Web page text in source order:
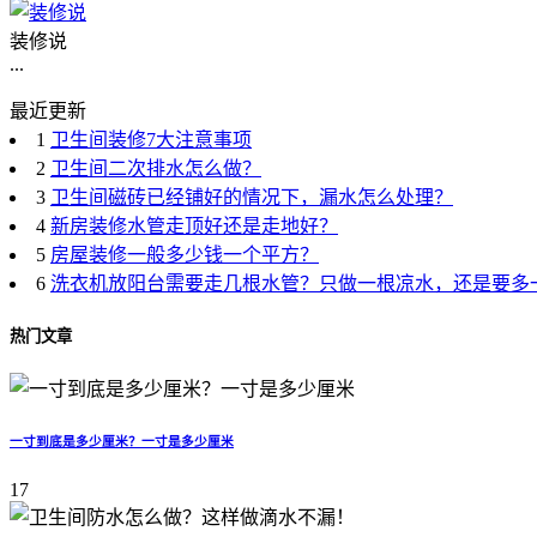
装修说
...
最近更新
1
卫生间装修7大注意事项
2
卫生间二次排水怎么做？
3
卫生间磁砖已经铺好的情况下，漏水怎么处理？
4 新房装修水管走顶好还是走地好？
5 房屋装修一般多少钱一个平方？
6 洗衣机放阳台需要走几根水管？只做一根凉水，还是要多
热门文章
一寸到底是多少厘米？一寸是多少厘米
17